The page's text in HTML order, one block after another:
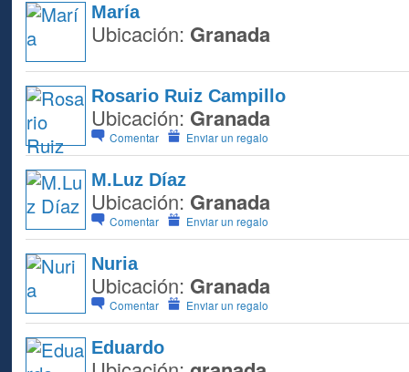
María
Ubicación: Granada
Rosario Ruiz Campillo
Ubicación: Granada
Comentar Enviar un regalo
M.Luz Díaz
Ubicación: Granada
Comentar Enviar un regalo
Nuria
Ubicación: Granada
Comentar Enviar un regalo
Eduardo